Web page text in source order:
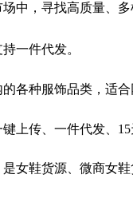
中，寻找高质量、
一件代发。
各种服饰品类，适
传、一件代发、
女鞋货源、微商女鞋